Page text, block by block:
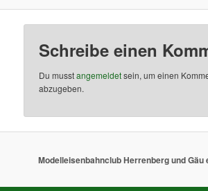
Schreibe einen
Du musstangemeldetsein, um einen
abzugeben.
Modelleisenbahnclub Herrenberg und Gäu